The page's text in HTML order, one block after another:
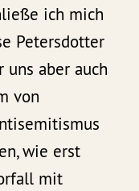
ich mich
Petersdotter
uns aber auch
von
wie erst
mit